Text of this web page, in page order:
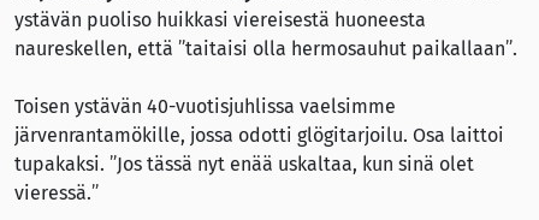
ystävän puoliso huikkasi viereisestä huoneesta
naureskellen, että ”taitaisi olla hermosauhut paikallaan”.
Toisen ystävän 40-vuotisjuhlissa vaelsimme
järvenrantamökille, jossa odotti glögitarjoilu. Osa laittoi
tupakaksi. ”Jos tässä nyt enää uskaltaa, kun sinä olet
vieressä.”